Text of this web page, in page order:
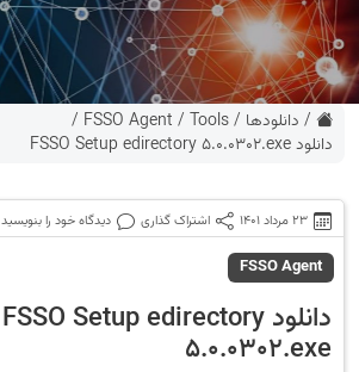
/ دانلودها /
Tools
/
FSSO Agent
/
دانلود FSSO Setup edirectory 5.0.0302.exe
23 مرداد 1401 اشتراک گذاری دیدگاه خود را بنویسید
FSSO Agent
دانلود FSSO Setup edirectory
5.0.0302.exe